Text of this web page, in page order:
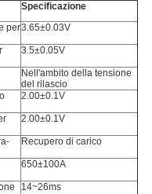
Specificazione
per3.65±0.03V
3.5±0.05V
Nell'ambito della tensione
del rilascio
2.00±0.1V
2.00±0.1V
Recupero di carico
650±100A
14~26ms